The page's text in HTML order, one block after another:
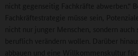
nicht gegenseitig Fachkräfte abwerben.“
Fachkräftestrategie müsse sein,
nicht nur junger Menschen, sondern auch
beruflich verändern wollen. Darüber
abbauen und eine Willkommenskultur